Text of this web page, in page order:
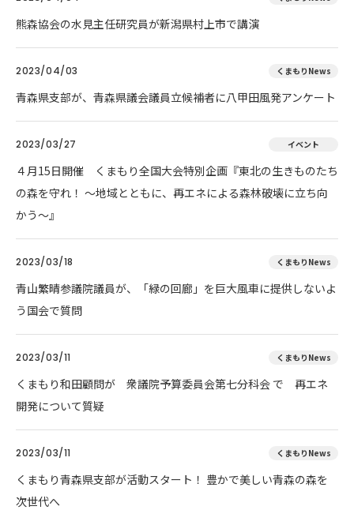
熊森協会の水見主任研究員が新潟県村上市で講演
2023/04/03 くまもりNews
青森県支部が、青森県議会議員立候補者に八甲田風発アンケート
2023/03/27 イベント
４月15日開催 くまもり全国大会特別企画『東北の生きものたち
の森を守れ！ 〜地域とともに、再エネによる森林破壊に立ち向
かう〜』
2023/03/18 くまもりNews
青山繁晴参議院議員が、「緑の回廊」を巨大風車に提供しないよ
う国会で質問
2023/03/11 くまもりNews
くまもり和田顧問が 衆議院予算委員会第七分科会 で 再エネ
開発について質疑
2023/03/11 くまもりNews
くまもり青森県支部が活動スタート！ 豊かで美しい青森の森を
次世代へ